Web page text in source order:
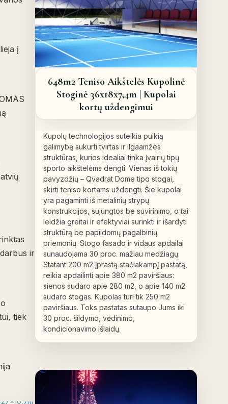
į
ir
tiek
648m2 Teniso Aikštelės Kupolinė
Stoginė 36x18x7,4m | Kupolai
kortų uždengimui
Kupolų technologijos suteikia puikią
galimybę sukurti tvirtas ir ilgaamžes
struktūras, kurios idealiai tinka įvairių tipų
sporto aikštelėms dengti. Vienas iš tokių
pavyzdžių – Qvadrat Dome tipo stogai,
skirti teniso kortams uždengti. Šie kupolai
yra pagaminti iš metalinių strypų
konstrukcijos, sujungtos be suvirinimo, o tai
leidžia greitai ir efektyviai surinkti ir išardyti
struktūrą be papildomų pagalbinių
priemonių. Stogo fasado ir vidaus apdailai
sunaudojama 30 proc. mažiau medžiagų.
Statant 200 m2 įprastą stačiakampį pastatą,
reikia apdailinti apie 380 m2 paviršiaus:
sienos sudaro apie 280 m2, o apie 140 m2
sudaro stogas. Kupolas turi tik 250 m2
paviršiaus. Toks pastatas sutaupo Jums iki
30 proc. šildymo, vėdinimo,
kondicionavimo išlaidų.